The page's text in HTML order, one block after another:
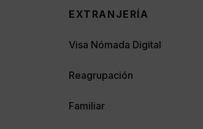
EXTRANJERÍA
Visa Nómada Digital
Reagrupación
Familiar